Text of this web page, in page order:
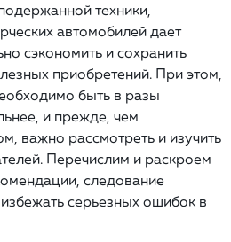
техники,
автомобилей дает
сэкономить и сохранить
приобретений. При этом,
быть в разы
и прежде, чем
важно рассмотреть и изучить
Перечислим и раскроем
следование
серьезных ошибок в